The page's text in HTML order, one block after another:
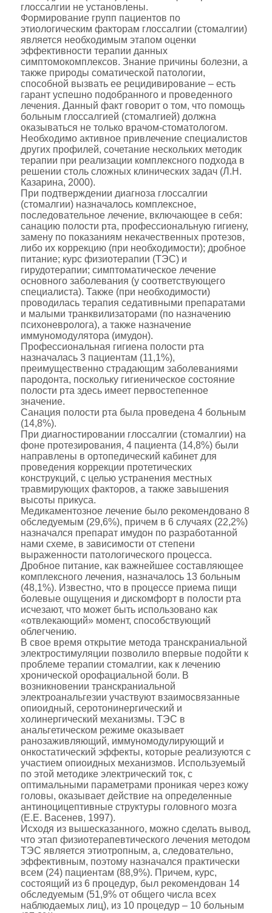
глоссалгии не установлены.
Формирование групп пациентов по
этиологическим факторам глоссалгии (стомалгии)
является необходимым этапом оценки
эффективности терапии данных
симптомокомплексов. Знание причины болезни, а
также природы соматической патологии,
способной вызвать ее рецидивирование – есть
гарант успешно подобранного и проведенного
лечения. Данный факт говорит о том, что помощь
больным глоссалгией (стомалгией) должна
оказываться не только врачом-стоматологом.
Необходимо активное привлечение специалистов
других профилей, сочетание нескольких методик
терапии при реализации комплексного подхода в
решении столь сложных клинических задач (Л.Н.
Казарина, 2000).
При подтверждении диагноза глоссалгии
(стомалгии) назначалось комплексное,
последовательное лечение, включающее в себя:
санацию полости рта, профессиональную гигиену,
замену по показаниям некачественных протезов,
либо их коррекцию (при необходимости); дробное
питание; курс физиотерапии (ТЭС) и
гирудотерапии; симптоматическое лечение
основного заболевания (у соответствующего
специалиста). Также (при необходимости)
проводилась терапия седативными препаратами
и малыми транквилизаторами (по назначению
психоневролога), а также назначение
иммуномодулятора (имудон).
Профессиональная гигиена полости рта
назначалась 3 пациентам (11,1%),
преимущественно страдающим заболеваниями
пародонта, поскольку гигиеническое состояние
полости рта здесь имеет первостепенное
значение.
Санация полости рта была проведена 4 больным
(14,8%).
При диагностировании глоссалгии (стомалгии) на
фоне протезирования, 4 пациента (14,8%) были
направлены в ортопедический кабинет для
проведения коррекции протетических
конструкций, с целью устранения местных
травмирующих факторов, а также завышения
высоты прикуса.
Медикаментозное лечение было рекомендовано 8
обследуемым (29,6%), причем в 6 случаях (22,2%)
назначался препарат имудон по разработанной
нами схеме, в зависимости от степени
выраженности патологического процесса.
Дробное питание, как важнейшее составляющее
комплексного лечения, назначалось 13 больным
(48,1%). Известно, что в процессе приема пищи
болевые ощущения и дискомфорт в полости рта
исчезают, что может быть использовано как
«отвлекающий» момент, способствующий
облегчению.
В свое время открытие метода транскраниальной
электростимуляции позволило впервые подойти к
проблеме терапии стомалгии, как к лечению
хронической орофациальной боли. В
возникновении транскраниальной
электроанальгезии участвуют взаимосвязанные
опиоидный, серотонинергический и
холинергический механизмы. ТЭС в
анальгетическом режиме оказывает
ранозаживляющий, иммуномодулирующий и
онкостатический эффекты, которые реализуются с
участием опиоидных механизмов. Используемый
по этой методике электрический ток, с
оптимальными параметрами проникая через кожу
головы, оказывает действие на определенные
антиноцицептивные структуры головного мозга
(Е.Е. Васенев, 1997).
Исходя из вышесказанного, можно сделать вывод,
что этап физиотерапевтического лечения методом
ТЭС является этиотропным, а, следовательно,
эффективным, поэтому назначался практически
всем (24) пациентам (88,9%). Причем, курс,
состоящий из 6 процедур, был рекомендован 14
обследуемым (51,9% от общего числа всех
наблюдаемых лиц), из 10 процедур – 10 больным